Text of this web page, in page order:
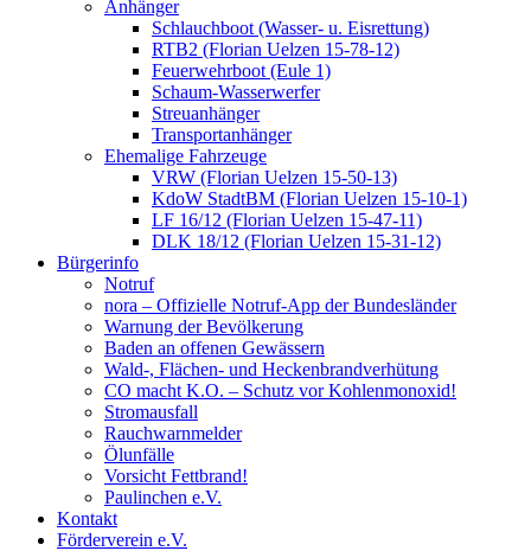
Anhänger
Schlauchboot (Wasser- u. Eisrettung)
RTB2 (Florian Uelzen 15-78-12)
Feuerwehrboot (Eule 1)
Schaum-Wasserwerfer
Streuanhänger
Transportanhänger
Ehemalige Fahrzeuge
VRW (Florian Uelzen 15-50-13)
KdoW StadtBM (Florian Uelzen 15-10-1)
LF 16/12 (Florian Uelzen 15-47-11)
DLK 18/12 (Florian Uelzen 15-31-12)
Bürgerinfo
Notruf
nora – Offizielle Notruf-App der Bundesländer
Warnung der Bevölkerung
Baden an offenen Gewässern
Wald-, Flächen- und Heckenbrandverhütung
CO macht K.O. – Schutz vor Kohlenmonoxid!
Stromausfall
Rauchwarnmelder
Ölunfälle
Vorsicht Fettbrand!
Paulinchen e.V.
Kontakt
Förderverein e.V.